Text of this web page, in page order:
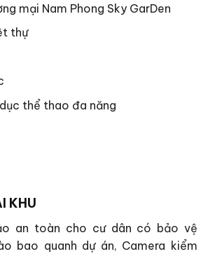
mại Nam Phong Sky GarDen
thự
thể thao đa năng
KHU
an toàn cho cư dân có bảo vệ
bao quanh dự án, Camera kiểm